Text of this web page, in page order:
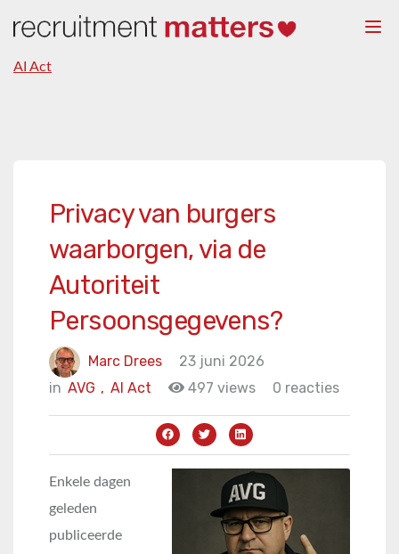
AI Act
Privacy van burgers
waarborgen, via de
Autoriteit
Persoonsgegevens?
Marc Drees
23 juni 2026
in
AI Act
AVG , 497 views 0 reacties
Enkele dagen
geleden
publiceerde